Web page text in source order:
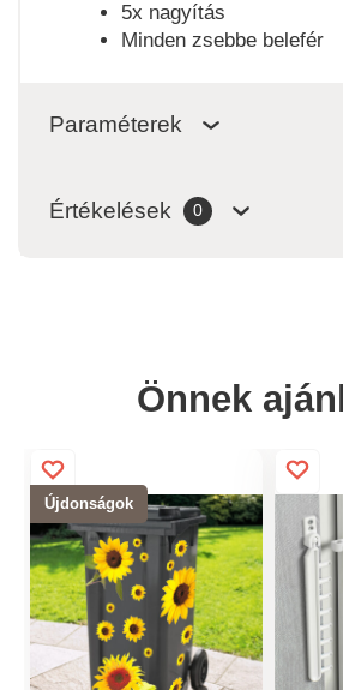
5x nagyítás
Minden zsebbe belefér
Paraméterek
Értékelések 0
Önnek
Újdonságok